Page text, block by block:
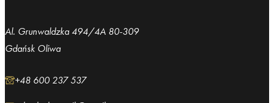
Al. Grunwaldzka 494/4A 80-309
Gdańsk Oliwa
+48 600 237 537